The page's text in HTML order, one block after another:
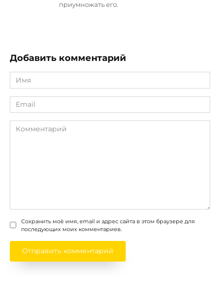
приумножать его.
Добавить комментарий
Имя
*
Email
*
Комментарий
Сохранить моё имя, email и адрес сайта в этом браузере для
последующих моих комментариев.